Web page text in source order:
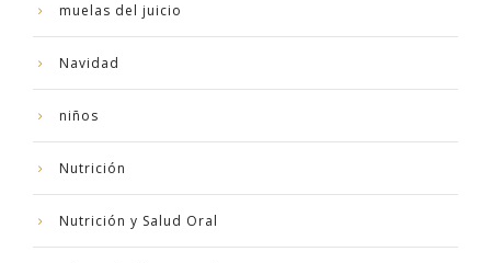
muelas del juicio
Navidad
niños
Nutrición
Nutrición y Salud Oral